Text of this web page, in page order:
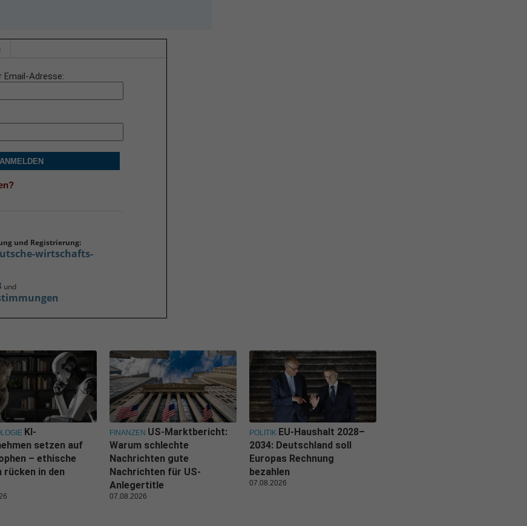
Email-Adresse
ANMELDEN
und Registrierung:
wirtschafts-
und
KI-
setzen auf
– ethische
rücken in den
FINANZEN US-Marktbericht:
Warum schlechte
Nachrichten gute
Nachrichten für US-
Anlegertitle
07.08.2026
POLITIK EU-Haushalt 2028–
2034: Deutschland soll
Europas Rechnung
bezahlen
07.08.2026